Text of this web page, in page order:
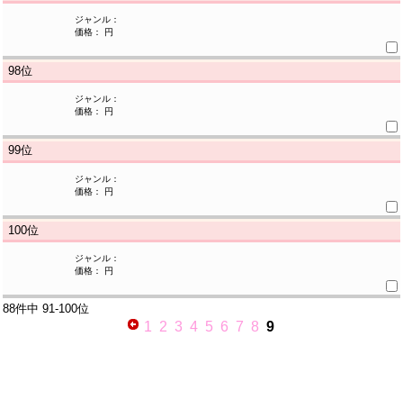
ジャンル：
価格： 円
98位
ジャンル：
価格： 円
99位
ジャンル：
価格： 円
100位
ジャンル：
価格： 円
88件中 91-100位
1 2 3 4 5 6 7 8 9